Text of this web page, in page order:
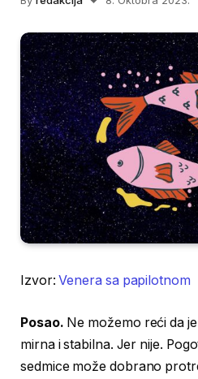
Izvor:Venera sa papilotnom
Posao. Ne možemo reći da
mirna i stabilna. Jer nije.
sedmice može dobrano